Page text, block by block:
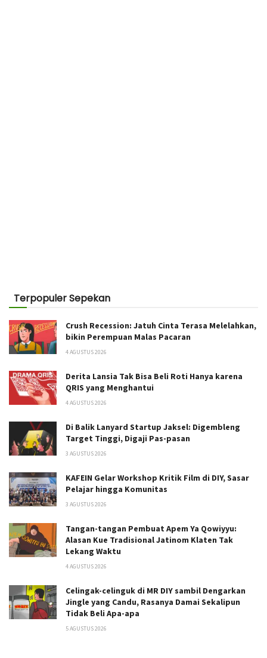
Terpopuler Sepekan
Crush Recession: Jatuh Cinta Terasa Melelahkan,
bikin Perempuan Malas Pacaran
4 AGUSTUS 2026
Derita Lansia Tak Bisa Beli Roti Hanya karena
QRIS yang Menghantui
4 AGUSTUS 2026
Di Balik Lanyard Startup Jaksel: Digembleng
Target Tinggi, Digaji Pas-pasan
3 AGUSTUS 2026
KAFEIN Gelar Workshop Kritik Film di DIY, Sasar
Pelajar hingga Komunitas
3 AGUSTUS 2026
Tangan-tangan Pembuat Apem Ya Qowiyyu:
Alasan Kue Tradisional Jatinom Klaten Tak
Lekang Waktu
4 AGUSTUS 2026
Celingak-celinguk di MR DIY sambil Dengarkan
Jingle yang Candu, Rasanya Damai Sekalipun
Tidak Beli Apa-apa
5 AGUSTUS 2026